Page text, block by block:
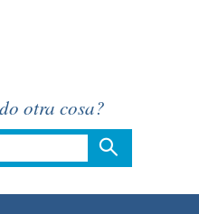
otra cosa?